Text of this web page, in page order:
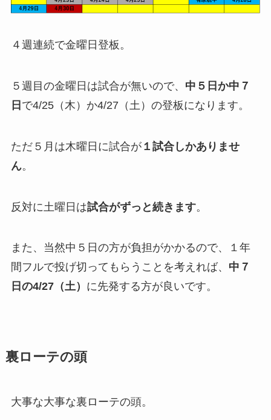
４週連続で金曜日登板。
５週目の金曜日は試合が無いので、 中５日か中７
日 で4/25（木）か4/27（土）の登板になります。
ただ５月は木曜日に試合が１試合しかありませ
ん。
反対に土曜日は試合がずっと続きます。
また、当然中５日の方が負担がかかるので、１年
間フルで投げ切ってもらうことを考えれば、 中７
日の4/27（土） に先発する方が良いです。
裏ローテの頭
大事な大事な裏ローテの頭。